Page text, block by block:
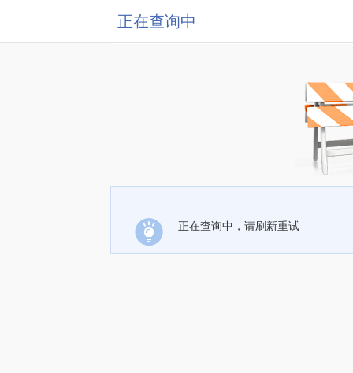
正在查询中
正在查询中，请刷新重试